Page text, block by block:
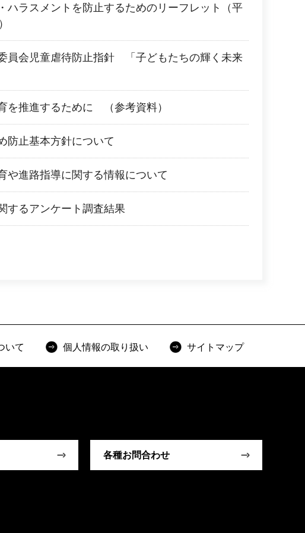
ハラスメントを防止するためのリーフレット（平
員会児童虐待防止指針 「子どもたちの輝く未来
を推進するために （参考資料）
防止基本方針について
や進路指導に関する情報について
するアンケート調査結果
いて 個人情報の取り扱い サイトマップ
各種お問合わせ